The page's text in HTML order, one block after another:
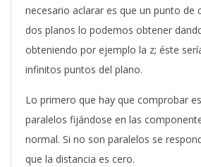
necesario aclarar es que un punto de
dos planos lo podemos obtener
obteniendo por ejemplo la z; éste
infinitos puntos del plano.
Lo primero que hay que comprobar
paralelos fijándose en las
normal. Si no son paralelos se
que la distancia es cero.